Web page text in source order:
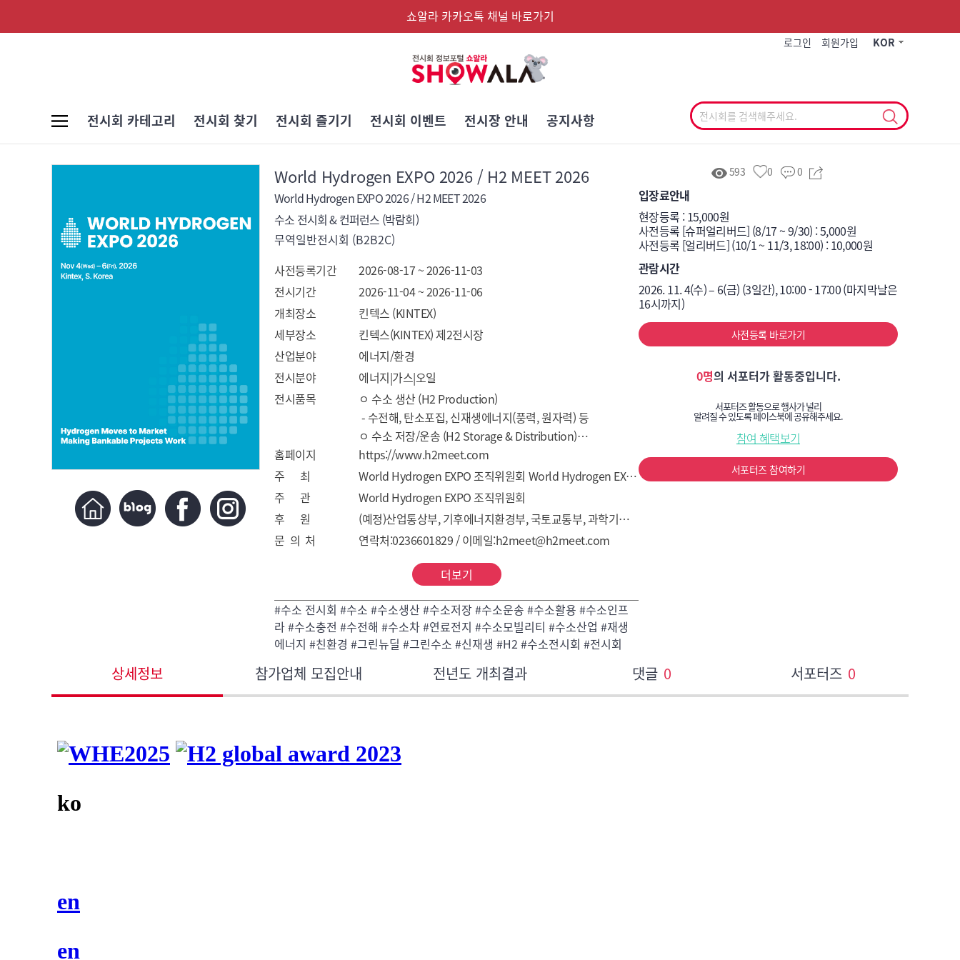
쇼알라 카카오톡 채널 바로가기
로그인 회원가입 KOR
전시회 카테고리 전시회 찾기 전시회 즐기기 전시회 이벤트 전시장 안내 공지사항
World Hydrogen EXPO 2026 / H2 MEET 2026
World Hydrogen EXPO 2026 / H2 MEET 2026
수소 전시회 & 컨퍼런스 (박람회)
무역일반전시회 (B2B2C)
사전등록기간
2026-08-17 ~ 2026-11-03
전시기간
2026-11-04 ~ 2026-11-06
개최장소
킨텍스 (KINTEX)
세부장소
킨텍스(KINTEX) 제2전시장
산업분야
에너지/환경
전시분야
에너지|가스|오일
전시품목
ㅇ 수소 생산 (H2 Production)
- 수전해, 탄소포집, 신재생에너지(풍력, 원자력) 등
ㅇ 수소 저장/운송 (H2 Storage & Distribution)
- 수소충전소, 수소탱크, 액화/기체, 파이프라인, 운송(해상,
육상), 안전 등
ㅇ 수소 활용 (H2 Utilization)
- 모빌리티, 연료전지, 서비스, 철강, 화학 등 관련산업 등
ㅇ 해외 국가관, 기관 및 단체 (Institute)
홈페이지
https://www.h2meet.com
주 최
World Hydrogen EXPO 조직위원회 World Hydrogen EXPO Organizing Committee
주 관
World Hydrogen EXPO 조직위원회
후 원
(예정)산업통상부, 기후에너지환경부, 국토교통부, 과학기술정보통신부
문 의 처
연락처:0236601829 / 이메일:h2meet@h2meet.com
더보기
#수소 전시회 #수소 #수소생산 #수소저장 #수소운송 #수소활용 #수소인프
라 #수소충전 #수전해 #수소차 #연료전지 #수소모빌리티 #수소산업 #재생
에너지 #친환경 #그린뉴딜 #그린수소 #신재생 #H2 #수소전시회 #전시회
593 0 0
입장료안내
현장등록 : 15,000원
사전등록 [슈퍼얼리버드] (8/17 ~ 9/30) : 5,000원
사전등록 [얼리버드] (10/1 ~ 11/3, 18:00) : 10,000원
관람시간
2026. 11. 4(수) – 6(금) (3일간), 10:00 - 17:00 (마지막날은
사전등록 바로가기
0명의 서포터가 활동중입니다.
서포터즈 활동으로 행사가 널리
알려질 수 있도록 페이스북에 공유해주세요.
참여 혜택보기
서포터즈 참여하기
상세정보 참가업체 모집안내 전년도 개최결과 댓글 0 서포터즈 0